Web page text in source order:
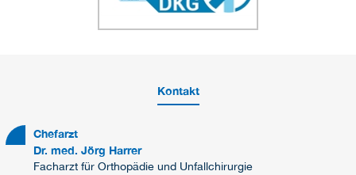
Kontakt
Chefarzt
Dr. med. Jörg Harrer
Facharzt für Orthopädie und Unfallchirurgie